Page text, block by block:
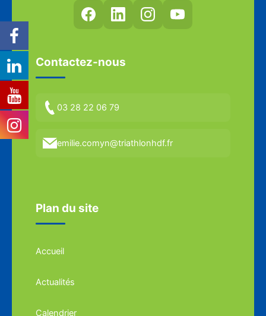
Contactez-nous
03 28 22 06 79
emilie.comyn@triathlonhdf.fr
Plan du site
Accueil
Actualités
Calendrier